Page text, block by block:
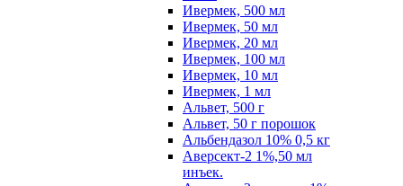
Ивермек, 500 мл
Ивермек, 50 мл
Ивермек, 20 мл
Ивермек, 100 мл
Ивермек, 10 мл
Ивермек, 1 мл
Альвет, 500 г
Альвет, 50 г порошок
Альбендазол 10% 0,5 кг
Аверсект-2 1%,50 мл
инъек.